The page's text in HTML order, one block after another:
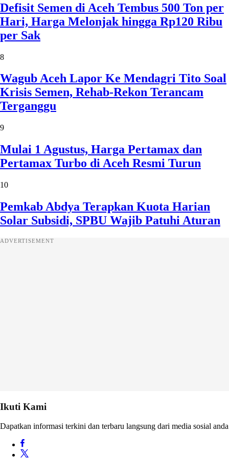
Defisit Semen di Aceh Tembus 500 Ton per
Hari, Harga Melonjak hingga Rp120 Ribu
per Sak
8
Wagub Aceh Lapor Ke Mendagri Tito Soal
Krisis Semen, Rehab-Rekon Terancam
Terganggu
9
Mulai 1 Agustus, Harga Pertamax dan
Pertamax Turbo di Aceh Resmi Turun
10
Pemkab Abdya Terapkan Kuota Harian
Solar Subsidi, SPBU Wajib Patuhi Aturan
ADVERTISEMENT
Ikuti Kami
Dapatkan informasi terkini dan terbaru langsung dari media sosial anda